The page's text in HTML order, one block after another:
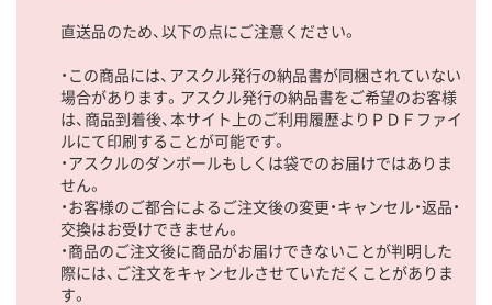
直送品のため、以下の点にご注意ください。
・この商品には、アスクル発行の納品書が同梱されていない
場合があります。アスクル発行の納品書をご希望のお客様
は、商品到着後、本サイト上のご利用履歴よりＰＤＦファイ
ルにて印刷することが可能です。
・アスクルのダンボールもしくは袋でのお届けではありま
せん。
・お客様のご都合によるご注文後の変更・キャンセル・返品・
交換はお受けできません。
・商品のご注文後に商品がお届けできないことが判明した
際には、ご注文をキャンセルさせていただくことがありま
す。